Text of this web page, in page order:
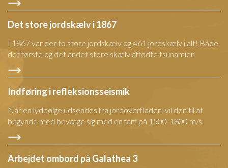
Det store jordskælv i 1867
I 1867 var der to store jordskælv og 461 jordskælv i alt! Både
det første og det andet store skælv affødte tsunamier.
Indføring i refleksionsseismik
Når en lydbølge udsendes fra jordoverfladen, vil den til at
begynde med bevæge sig med en fart på 1500-1800 m/s.
Arbejdet ombord på Galathea 3